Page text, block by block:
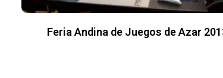
Feria Andina de Juegos de Azar